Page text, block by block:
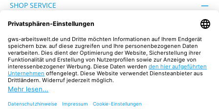
SHOP SERVICE
INFORMATION
SICHER EINKAUFEN
UNSERE COMMUNITIES
FacebookInstagramYouTube